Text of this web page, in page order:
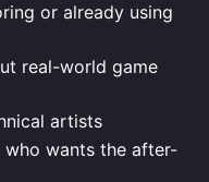
or already using
real-world game
artists
who wants the after-